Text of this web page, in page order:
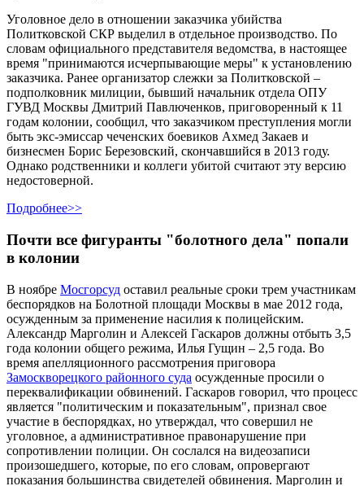
Уголовное дело в отношении заказчика убийства
Политковской СКР выделил в отдельное производство. По
словам официального представителя ведомства, в настоящее
время "принимаются исчерпывающие меры" к установлению
заказчика. Ранее организатор слежки за Политковской –
подполковник милиции, бывший начальник отдела ОПУ
ГУВД Москвы Дмитрий Павлюченков, приговоренный к 11
годам колонии, сообщил, что заказчиком преступления могли
быть экс-эмиссар чеченских боевиков Ахмед Закаев и
бизнесмен Борис Березовский, скончавшийся в 2013 году.
Однако родственники и коллеги убитой считают эту версию
недостоверной.
Подробнее>>
Почти все фигуранты "болотного дела" попали
в колонии
В ноябре Мосгорсуд оставил реальные сроки трем участникам
беспорядков на Болотной площади Москвы в мае 2012 года,
осужденным за применение насилия к полицейским.
Александр Марголин и Алексей Гаскаров должны отбыть 3,5
года колонии общего режима, Илья Гущин – 2,5 года. Во
время апелляционного рассмотрения приговора
Замоскворецкого районного суда осужденные просили о
переквалификации обвинений. Гаскаров говорил, что процесс
является "политическим и показательным", признал свое
участие в беспорядках, но утверждал, что совершил не
уголовное, а административное правонарушение при
сопротивлении полиции. Он сослался на видеозаписи
произошедшего, которые, по его словам, опровергают
показания большинства свидетелей обвинения. Марголин и